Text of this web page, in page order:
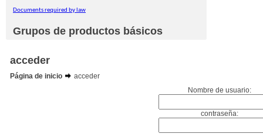
Documents required by law
Grupos de productos básicos
acceder
Página de inicio
acceder
Nombre de usuario:
contraseña: